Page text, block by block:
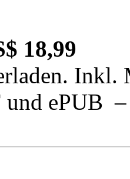
18,99
Inkl.
und ePUB